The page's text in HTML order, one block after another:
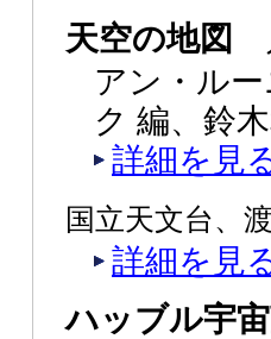
天空の地図
アン・ル
ク 編、鈴
詳細を見
国立天文台、
詳細を見
ハッブル宇